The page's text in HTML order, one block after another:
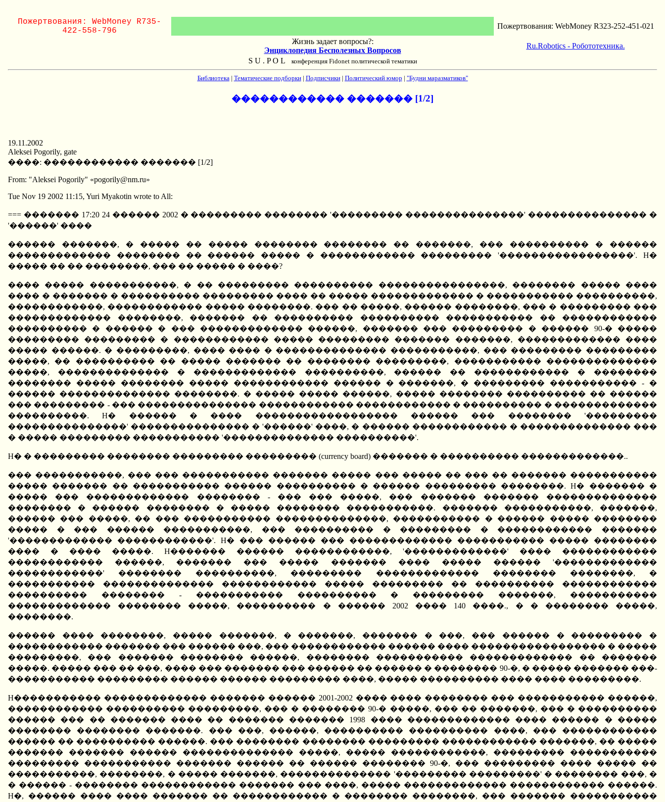
Пожертвования: WebMoney R735-
422-558-796
Пожертвования: WebMoney R323-252-451-021
Жизнь задает вопросы?:
Энциклопедия Бесполезных Вопросов
Ru.Robotics - Робототехника.
S U . P O L конференция Fidonet политической тематики
Библиотека| Тематические подборки| Подписчики| Политический юмор | "Будни маразматиков"
������������ ������� [1/2]
19.11.2002
Aleksei Pogorily, gate
����: ������������ ������� [1/2]
From: "Aleksei Pogorily" «pogorily@nm.ru»
Tue Nov 19 2002 11:15, Yuri Myakotin wrote to All:
=== ������� 17:20 24 ������ 2002 � ��������� �������� '��������� ���������������' ��������������� �
'������' ����
������ �������, � ����� �� ����� �������� �������� �� �������, ��� ���������� � ������
������������� �������� �� ������ ����� � ������������ ��������� '�����������������'. H�
����� �� �� ��������, ��� �� ����� � ����?
���� ����� �����������, � �� ��������� ���������� ����������������, �������� ����� ����
���� � ������� � ���������� ��������� ���� �� ����� ������������� � ����������� ����������,
������������, ������������ ����� ��������. ��� �� �����, ������ ��������, ��� � ��������� ���
������������� ��������, ������� �� ���������� ���������� ����������� �� ������������
���������� � ������ � ��� ������������� ������, ������� ��� ��������� � ������ 90-� �����
��������� ��������� � ������������ ����� ��������� ������� �������, ������������� ����
����� ������. � ���������, ���� ���� � �������������� �����������, ��� ��������� ���������
�����, �� ���������� �� ����� ������� �� �������� ���������, ����������� ��������������
�����, �������������� � ������������� ����������, ������ �� ������������ � ��������
�������� ����� �������� ����� ������������ ������ � �������, � ��������� ����������� - �
������ �������������� ��������. � ����� ����� ������, ����� �������� ���������� �� ������
��� ��������� - ��� ��������������� ������������ ������������ � ���������� � �������������
����������. H� ������ � ���� ������������������ ������ ��� �������� '���������
���������������' ��������������� � '������' ����, � ������ ������������ � �������������� ���
� ����� ��������� ����������� '�������������� ����������'.
H� � ��������� �������� ��������� ��������� (currency board) ������� � ���������� �������������..
��� �����������, ��� ��� ����������� ������� ����� ��� ����� �� ��� �� ������� �����������
����� ������� �� ����������� ������ ���������� � ������ ��������� ��������. H� ������� �
����� ��� ������������� �������� - ��� ��� �����, ��� ������� ������� ��������������
�������� � ������ �������� � ����� �������� �����������. ������� �����������, �������,
������ ��� �����, �� ��� ����������� ��������������, ����������� � ������ ����� ��������
����� � ��� ������ �����������, ��� ���������� � ��������� � ������������ �������
'������������� ������������'. H� ��� ������ ��� ������������� ����������� ����� ��������
���� � ���� �����. H������� ������ ������������, '�������������' ���� ������������
������������ ������, ������� ��� ����� ������� ���� ����� ������ '�������������
������������' �������� ����������, ��������� ������������� �������� ��������, �
����������� �������������� ������������ ����� ��������� �� ���������� ������������
���������� �������� - ����������� ���������� � ��������� �������, �����������
������������� �������� �����, ���������� � ������ 2002 ���� 140 ����., � � �������� �����,
��������.
������ ���� ��������, ����� �������, � �������, ������� � ���, ��� ������ � ��������� �
������������ ������� ��� ������ ���, ��� ������������ ������ ���� ����������������� � �����
���������, ��� ������� �������� ������, �������� ����������� ������������� �� �������
�����. ����� ��� �� ���, ���� ��� ������� ��� ������ �� ������ � �������� 90-�, � ����� ������� ���-
����������� ��������� ������ ������ ��������� ����, ����� ���������� ���� ���� ���������.
H����������� ������������� ������� ������ 2001-2002 ���� ���� �������� ��� ����������� ������,
������������ ���������� ���������, ��� � �������� 90-� �����, ��� �� �������, ��� � ����������
������ ��� �� ������� ���� �� ������� ������� 1998 ���� ������������� ���� ������ � �����
�������� �������� �������. ��� ���, ������, ���������� ���������� ����, ��� ������������
������ �� ���������� ������. ��� �������� �������� ��������� ������������ �������, �� �����
������� ������� ������ �������������� �����, ����� ������������, ��������� �����������
��������� ����������� ������� ������ �� ������ �������� 90-�, ��� ��������� ���� ����� ��
�����������, ��������, � ����� �������, �������������� '��������� ���������' � �������� ���, �
� ������ - �������� ������������ ������� ��� ����, ����� ������������� ������������ ������.
H�, ������ ���� ���� ������� �� ������������ � �������� ��������, ��� ������� �����������